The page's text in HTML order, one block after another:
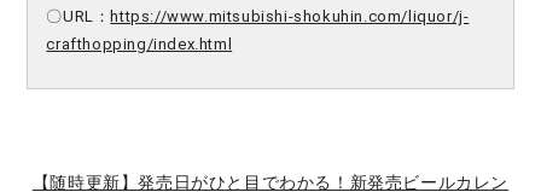
〇URL： https://www.mitsubishi-shokuhin.com/liquor/j-
crafthopping/index.html
【随時更新】発売日がひと目でわかる！新発売ビールカレン